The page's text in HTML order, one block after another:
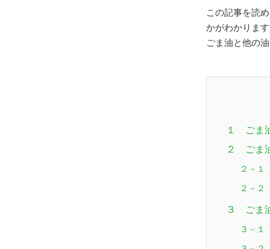
この記事を読
かがわかりま
ごま油と他の
１ ごま
２ ごま
２－
２－
３ ごま
３－